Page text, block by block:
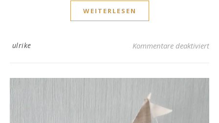
WEITERLESEN
ulrike Kommentare deaktiviert